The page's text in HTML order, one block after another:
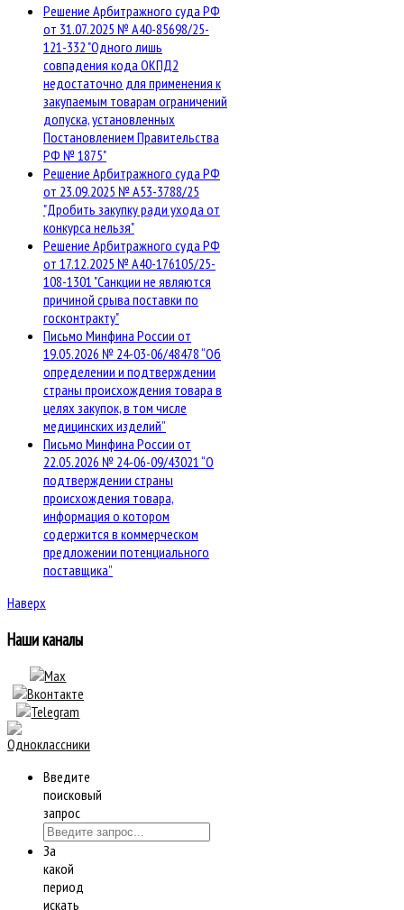
Решение Арбитражного суда РФ
от 31.07.2025 № А40-85698/25-
121-332 "Одного лишь
совпадения кода ОКПД2
недостаточно для применения к
закупаемым товарам ограничений
допуска, установленных
Постановлением Правительства
РФ № 1875"
Решение Арбитражного суда РФ
от 23.09.2025 № А53-3788/25
"Дробить закупку ради ухода от
конкурса нельзя"
Решение Арбитражного суда РФ
от 17.12.2025 № А40-176105/25-
108-1301 "Санкции не являются
причиной срыва поставки по
госконтракту"
Письмо Минфина России от
19.05.2026 № 24-03-06/48478 “Об
определении и подтверждении
страны происхождения товара в
целях закупок, в том числе
медицинских изделий”
Письмо Минфина России от
22.05.2026 № 24-06-09/43021 “О
подтверждении страны
происхождения товара,
информация о котором
содержится в коммерческом
предложении потенциального
поставщика”
Наверх
Наши каналы
Введите
поисковый
запрос
За
какой
период
искать